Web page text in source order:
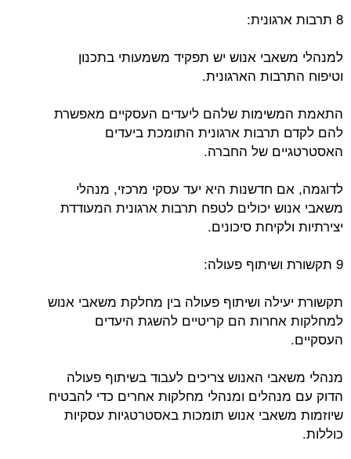
8 תרבות ארגונית:
למנהלי משאבי אנוש יש תפקיד משמעותי בתכנון
וטיפוח התרבות הארגונית.
התאמת המשימות שלהם ליעדים העסקיים מאפשרת
להם לקדם תרבות ארגונית התומכת ביעדים
האסטרטגיים של החברה.
לדוגמה, אם חדשנות היא יעד עסקי מרכזי, מנהלי
משאבי אנוש יכולים לטפח תרבות ארגונית המעודדת
יצירתיות ולקיחת סיכונים.
9 תקשורת ושיתוף פעולה:
תקשורת יעילה ושיתוף פעולה בין מחלקת משאבי אנוש
למחלקות אחרות הם קריטיים להשגת היעדים
העסקיים.
מנהלי משאבי האנוש צריכים לעבוד בשיתוף פעולה
הדוק עם מנהלים ומנהלי מחלקות אחרים כדי להבטיח
שיוזמות משאבי אנוש תומכות באסטרטגיות עסקיות
כוללות.